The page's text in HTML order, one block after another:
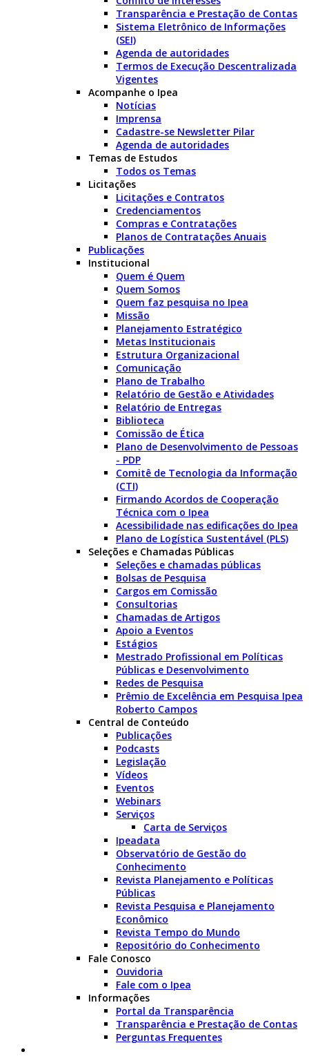
Transparência e Prestação de Contas
Sistema Eletrônico de Informações
(SEI)
Agenda de autoridades
Termos de Execução Descentralizada
Vigentes
Acompanhe o Ipea
Notícias
Imprensa
Cadastre-se Newsletter Pilar
Agenda de autoridades
Temas de Estudos
Todos os Temas
Licitações
Licitações e Contratos
Credenciamentos
Compras e Contratações
Planos de Contratações Anuais
Publicações
Institucional
Quem é Quem
Quem Somos
Quem faz pesquisa no Ipea
Missão
Planejamento Estratégico
Metas Institucionais
Estrutura Organizacional
Comunicação
Plano de Trabalho
Relatório de Gestão e Atividades
Relatório de Entregas
Biblioteca
Comissão de Ética
Plano de Desenvolvimento de Pessoas
- PDP
Comitê de Tecnologia da Informação
(CTI)
Firmando Acordos de Cooperação
Técnica com o Ipea
Acessibilidade nas edificações do Ipea
Plano de Logística Sustentável (PLS)
Seleções e Chamadas Públicas
Seleções e chamadas públicas
Bolsas de Pesquisa
Cargos em Comissão
Consultorias
Chamadas de Artigos
Apoio a Eventos
Estágios
Mestrado Profissional em Políticas
Públicas e Desenvolvimento
Redes de Pesquisa
Prêmio de Excelência em Pesquisa Ipea
Roberto Campos
Central de Conteúdo
Publicações
Podcasts
Legislação
Vídeos
Eventos
Webinars
Serviços
Carta de Serviços
Ipeadata
Observatório de Gestão do
Conhecimento
Revista Planejamento e Políticas
Públicas
Revista Pesquisa e Planejamento
Econômico
Revista Tempo do Mundo
Repositório do Conhecimento
Fale Conosco
Ouvidoria
Fale com o Ipea
Informações
Portal da Transparência
Transparência e Prestação de Contas
Perguntas Frequentes